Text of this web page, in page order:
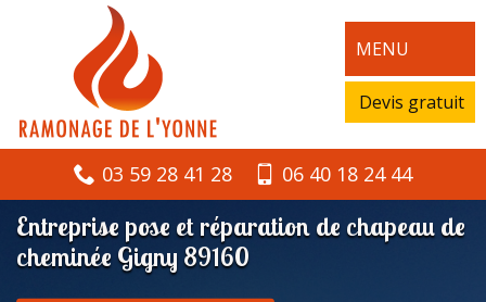
MENU
Devis gratuit
03 59 28 41 28 06 40 18 24 44
Entreprise pose et réparation de chapeau de
cheminée Gigny 89160